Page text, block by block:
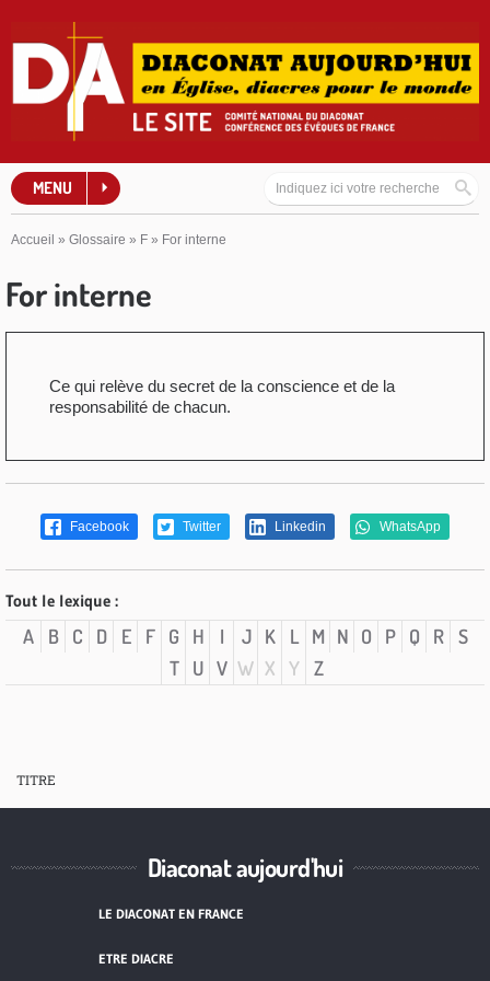
MENU
Accueil » Glossaire » F » For interne
For interne
Ce qui relève du secret de la conscience et de la
responsabilité de chacun.
Facebook Twitter Linkedin WhatsApp
Tout le lexique :
A B C D E F G H I J K L M N O P Q R S
T
U V W X Y Z
TITRE
Diaconat aujourd'hui
LE DIACONAT EN FRANCE
ETRE DIACRE